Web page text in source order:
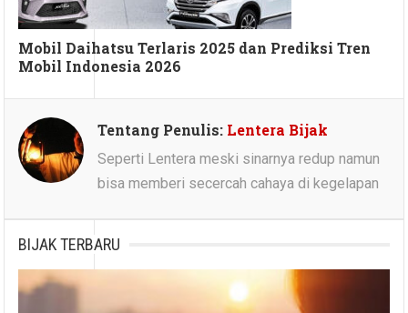
Mobil Daihatsu Terlaris 2025 dan Prediksi Tren
Mobil Indonesia 2026
Tentang Penulis: Lentera Bijak
Seperti Lentera meski sinarnya redup namun
bisa memberi secercah cahaya di kegelapan
BIJAK TERBARU